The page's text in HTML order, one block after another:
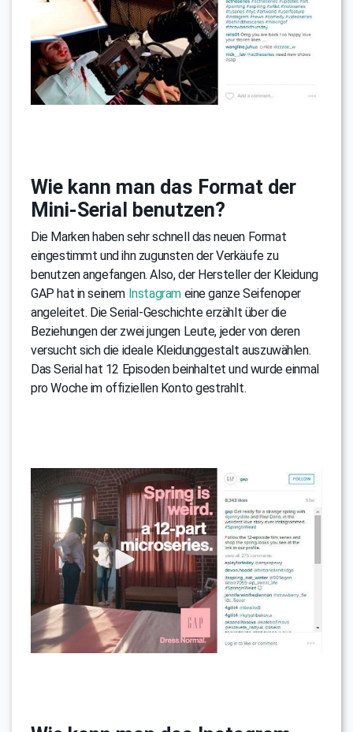
Wie kann man das Format der
Mini-Serial benutzen?
Die Marken haben sehr schnell das neuen Format
eingestimmt und ihn zugunsten der Verkäufe zu
benutzen angefangen. Also, der Hersteller der Kleidung
GAP hat in seinem Instagrameine ganze Seifenoper
angeleitet. Die Serial-Geschichte erzählt über die
Beziehungen der zwei jungen Leute, jeder von deren
versucht sich die ideale Kleidunggestalt auszuwählen.
Das Serial hat 12 Episoden beinhaltet und wurde einmal
pro Woche im offiziellen Konto gestrahlt.